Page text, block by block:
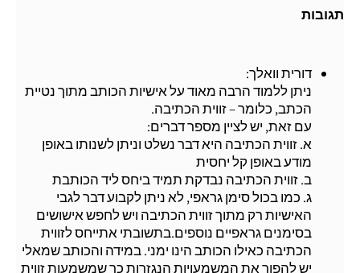
תגובות
דורית וואלך:
ניתן ללמוד הרבה מאוד על אישיות הכותב מתוך נטיית
הכתב, כלומר – זווית הכתיבה.
עם זאת, יש לציין מספר דברים:
א. זווית הכתיבה היא דבר נשלט וניתן לשנותו באופן
מודע באופן קל יחסית
ב. זווית הכתיבה נבדקת תמיד ביחס ליד הכותבת
ג. כמו בכול סימן גראפי, לא ניתן לקבוע דבר לגבי
האישיות רק מתוך זווית הכתיבה ויש לחפש אישושים
בסימנים גראפיים נוספים.בתשובתי אתייחס לזווית
הכתיבה כאילו הכותב הינו ימני. במידה והכותב שמאלי
יש להפוך את המשמעויות הנגזרות כך שמשמעות זווית